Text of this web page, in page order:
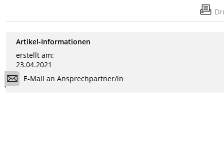
Artikel-Informationen
erstellt am:
23.04.2021
E-Mail an Ansprechpartner/in